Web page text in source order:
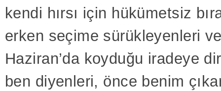
kendi hırsı için hükümetsiz
erken seçime sürükleyenleri
Haziran’da koyduğu iradeye
ben diyenleri, önce benim